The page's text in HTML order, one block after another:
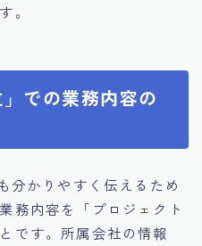
。
での業務内容の
分かりやすく伝えるため
務内容を「プロジェクト
です。所属会社の情報